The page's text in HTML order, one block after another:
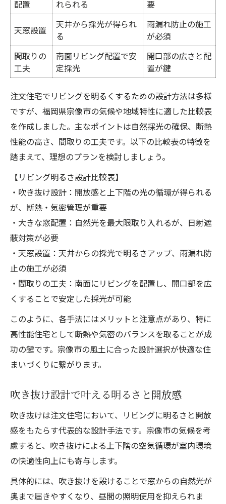
配置 れられる 要
天窓設置
天井から採光が得られ
る
雨漏れ防止の施工
が必須
間取りの
工夫
南面リビング配置で安
定採光
開口部の広さと配
置が鍵
注文住宅でリビングを明るくするための設計方法は多様
ですが、福岡県宗像市の気候や地域特性に適した比較表
を作成しました。主なポイントは自然採光の確保、断熱
性能の高さ、間取りの工夫です。以下の比較表の特徴を
踏まえて、理想のプランを検討しましょう。
【リビング明るさ設計比較表】
・吹き抜け設計：開放感と上下階の光の循環が得られる
が、断熱・気密管理が重要
・大きな窓配置：自然光を最大限取り入れるが、日射遮
蔽対策が必要
・天窓設置：天井からの採光で明るさアップ、雨漏れ防
止の施工が必須
・間取りの工夫：南面にリビングを配置し、開口部を広
くすることで安定した採光が可能
このように、各手法にはメリットと注意点があり、特に
高性能住宅として断熱や気密のバランスを取ることが成
功の鍵です。宗像市の風土に合った設計選択が快適な住
まいづくりに繋がります。
吹き抜け設計で叶える明るさと開放感
吹き抜けは注文住宅において、リビングに明るさと開放
感をもたらす代表的な設計手法です。宗像市の気候を考
慮すると、吹き抜けによる上下階の空気循環が室内環境
の快適性向上にも寄与します。
具体的には、吹き抜けを設けることで窓からの自然光が
奥まで届きやすくなり、昼間の照明使用を抑えられま